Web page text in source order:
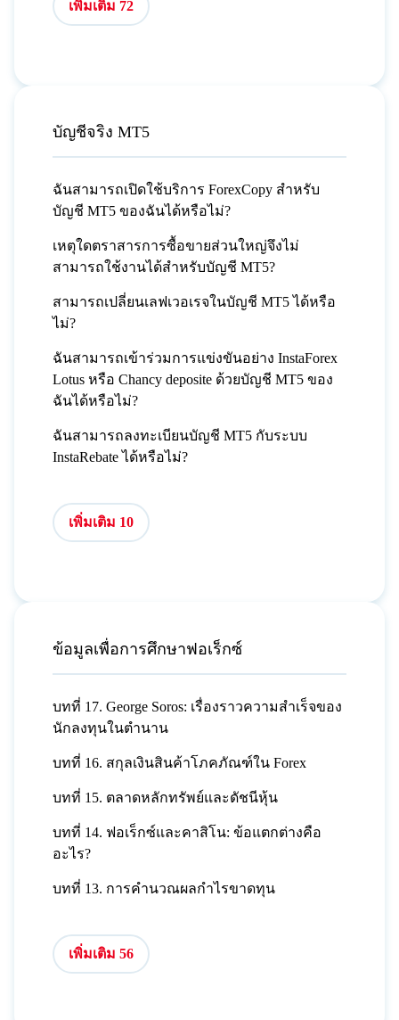
เพิ่มเติม 72
บัญชีจริง MT5
ฉันสามารถเปิดใช้บริการ ForexCopy สำหรับ
บัญชี MT5 ของฉันได้หรือไม่?
เหตุใดตราสารการซื้อขายส่วนใหญ่จึงไม่
สามารถใช้งานได้สำหรับบัญชี MT5?
สามารถเปลี่ยนเลฟเวอเรจในบัญชี MT5 ได้หรือ
ไม่?
ฉันสามารถเข้าร่วมการแข่งขันอย่าง InstaForex
Lotus หรือ Chancy deposite ด้วยบัญชี MT5 ของ
ฉันได้หรือไม่?
ฉันสามารถลงทะเบียนบัญชี MT5 กับระบบ
InstaRebate ได้หรือไม่?
เพิ่มเติม 10
ข้อมูลเพื่อการศึกษาฟอเร็กซ์
บทที่ 17. George Soros: เรื่องราวความสำเร็จของ
นักลงทุนในตำนาน
บทที่ 16. สกุลเงินสินค้าโภคภัณฑ์ใน Forex
บทที่ 15. ตลาดหลักทรัพย์และดัชนีหุ้น
บทที่ 14. ฟอเร็กซ์และคาสิโน: ข้อแตกต่างคือ
อะไร?
บทที่ 13. การคำนวณผลกำไรขาดทุน
เพิ่มเติม 56